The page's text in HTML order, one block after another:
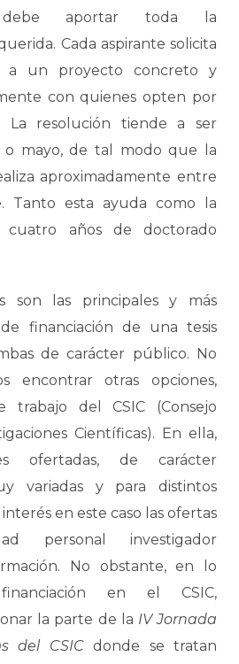
aportar toda la
Cada aspirante solicita
a un proyecto concreto y
con quienes opten por
La resolución tiende a ser
o mayo, de tal modo que la
aproximadamente entre
Tanto esta ayuda como la
cuatro años de doctorado
son las principales y más
financiación de una tesis
de carácter público. No
encontrar otras opciones,
trabajo del CSIC (Consejo
Científicas). En ella,
ofertadas, de carácter
variadas y para distintos
en este caso las ofertas
personal investigador
No obstante, en lo
en el CSIC,
la parte de la IV Jornada
del CSICdonde se tratan